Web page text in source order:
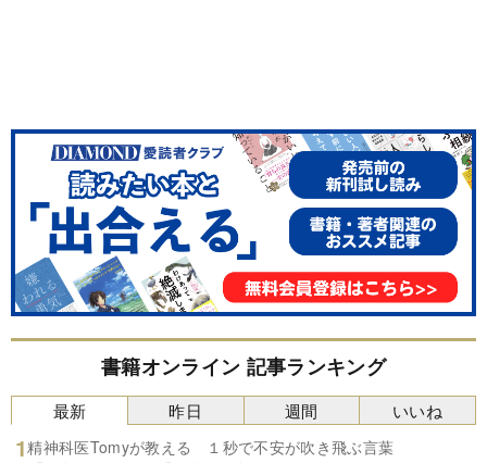
書籍オンライン 記事ランキング
最新
精神科医Tomyが教える １秒で不安が吹き飛ぶ言葉
昨日 週間 いいね